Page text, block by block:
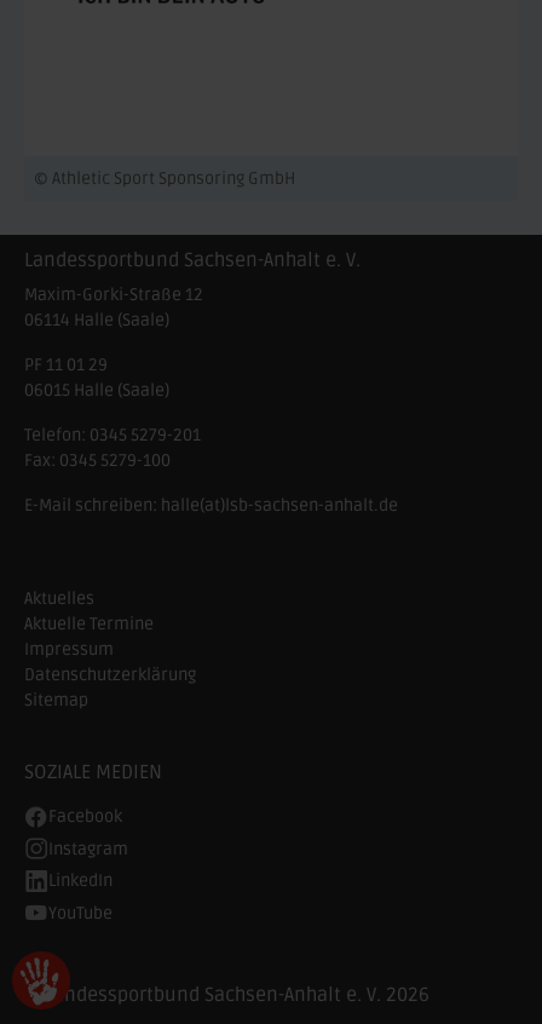
© Athletic Sport Sponsoring GmbH
Landessportbund Sachsen-Anhalt e. V.
Maxim-Gorki-Straße 12
06114 Halle (Saale)
PF 11 01 29
06015 Halle (Saale)
Telefon: 0345 5279-201
Fax: 0345 5279-100
E-Mail schreiben: halle(at)lsb-sachsen-anhalt.de
Aktuelles
Aktuelle Termine
Impressum
Datenschutzerklärung
Sitemap
SOZIALE MEDIEN
Facebook
Instagram
LinkedIn
YouTube
© Landessportbund Sachsen-Anhalt e. V. 2026